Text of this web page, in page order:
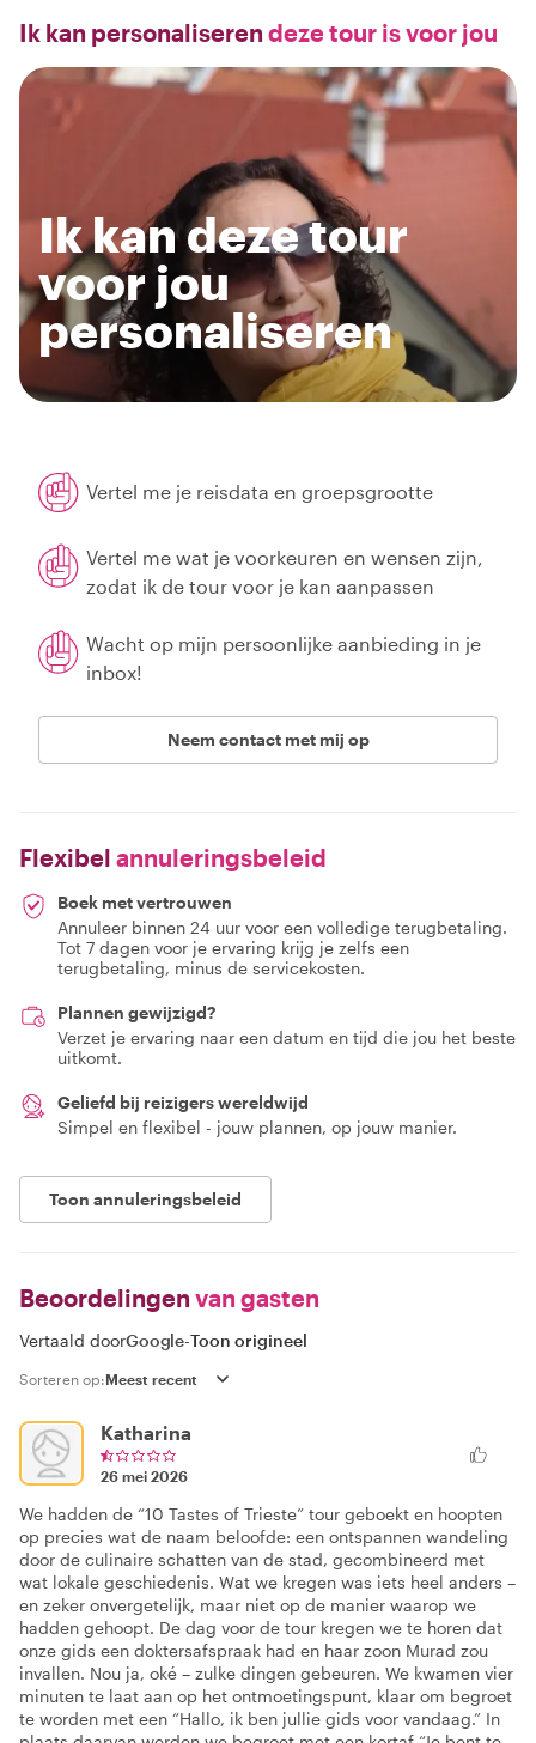
Ik kan personaliseren deze tour is voor jou
Ik kan deze tour
voor jou
personaliseren
Vertel me je reisdata en groepsgrootte
Vertel me wat je voorkeuren en wensen zijn,
zodat ik de tour voor je kan aanpassen
Wacht op mijn persoonlijke aanbieding in je
inbox!
Neem contact met mij op
Flexibel annuleringsbeleid
Boek met vertrouwen
Annuleer binnen 24 uur voor een volledige terugbetaling.
Tot 7 dagen voor je ervaring krijg je zelfs een
terugbetaling, minus de servicekosten.
Plannen gewijzigd?
Verzet je ervaring naar een datum en tijd die jou het beste
uitkomt.
Geliefd bij reizigers wereldwijd
Simpel en flexibel - jouw plannen, op jouw manier.
Toon annuleringsbeleid
Beoordelingen van gasten
Vertaald doorGoogle-Toon origineel
Sorteren op:
Katharina
26 mei 2026
We hadden de “10 Tastes of Trieste” tour geboekt en hoopten
op precies wat de naam beloofde: een ontspannen wandeling
door de culinaire schatten van de stad, gecombineerd met
wat lokale geschiedenis. Wat we kregen was iets heel anders –
en zeker onvergetelijk, maar niet op de manier waarop we
hadden gehoopt. De dag voor de tour kregen we te horen dat
onze gids een doktersafspraak had en haar zoon Murad zou
invallen. Nou ja, oké – zulke dingen gebeuren. We kwamen vier
minuten te laat aan op het ontmoetingspunt, klaar om begroet
te worden met een “Hallo, ik ben jullie gids voor vandaag.” In